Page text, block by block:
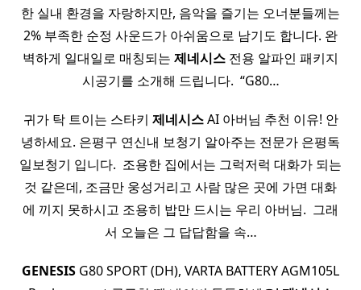
한 실내 환경을 자랑하지만, 음악을 즐기는 오너분들께는
2% 부족한 순정 사운드가 아쉬움으로 남기도 합니다. 완
벽하게 일대일로 매칭되는 제네시스 전용 알파인 패키지
시공기를 소개해 드립니다. ​ “G80…
귀가 탁 트이는 스타키 제네시스AI 아버님 추천 이유! 안
녕하세요. 은평구 연신내 보청기 알아주는 전문가 은평독
일보청기 입니다. ​ 조용한 집에서는 그럭저럭 대화가 되는
것 같은데, 조금만 웅성거리고 사람 많은 곳에 가면 대화
에 끼지 못하시고 조용히 밥만 드시는 우리 아버님. ​ 그래
서 오늘은 그 답답함을 속…
GENESIS G80 SPORT (DH), VARTA BATTERY AGM105L